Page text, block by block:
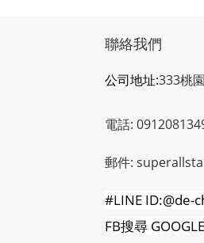
聯絡我們
公司地址:333桃
電話:
郵件:
#LINE ID:@de-
FB搜尋 GOOGLE